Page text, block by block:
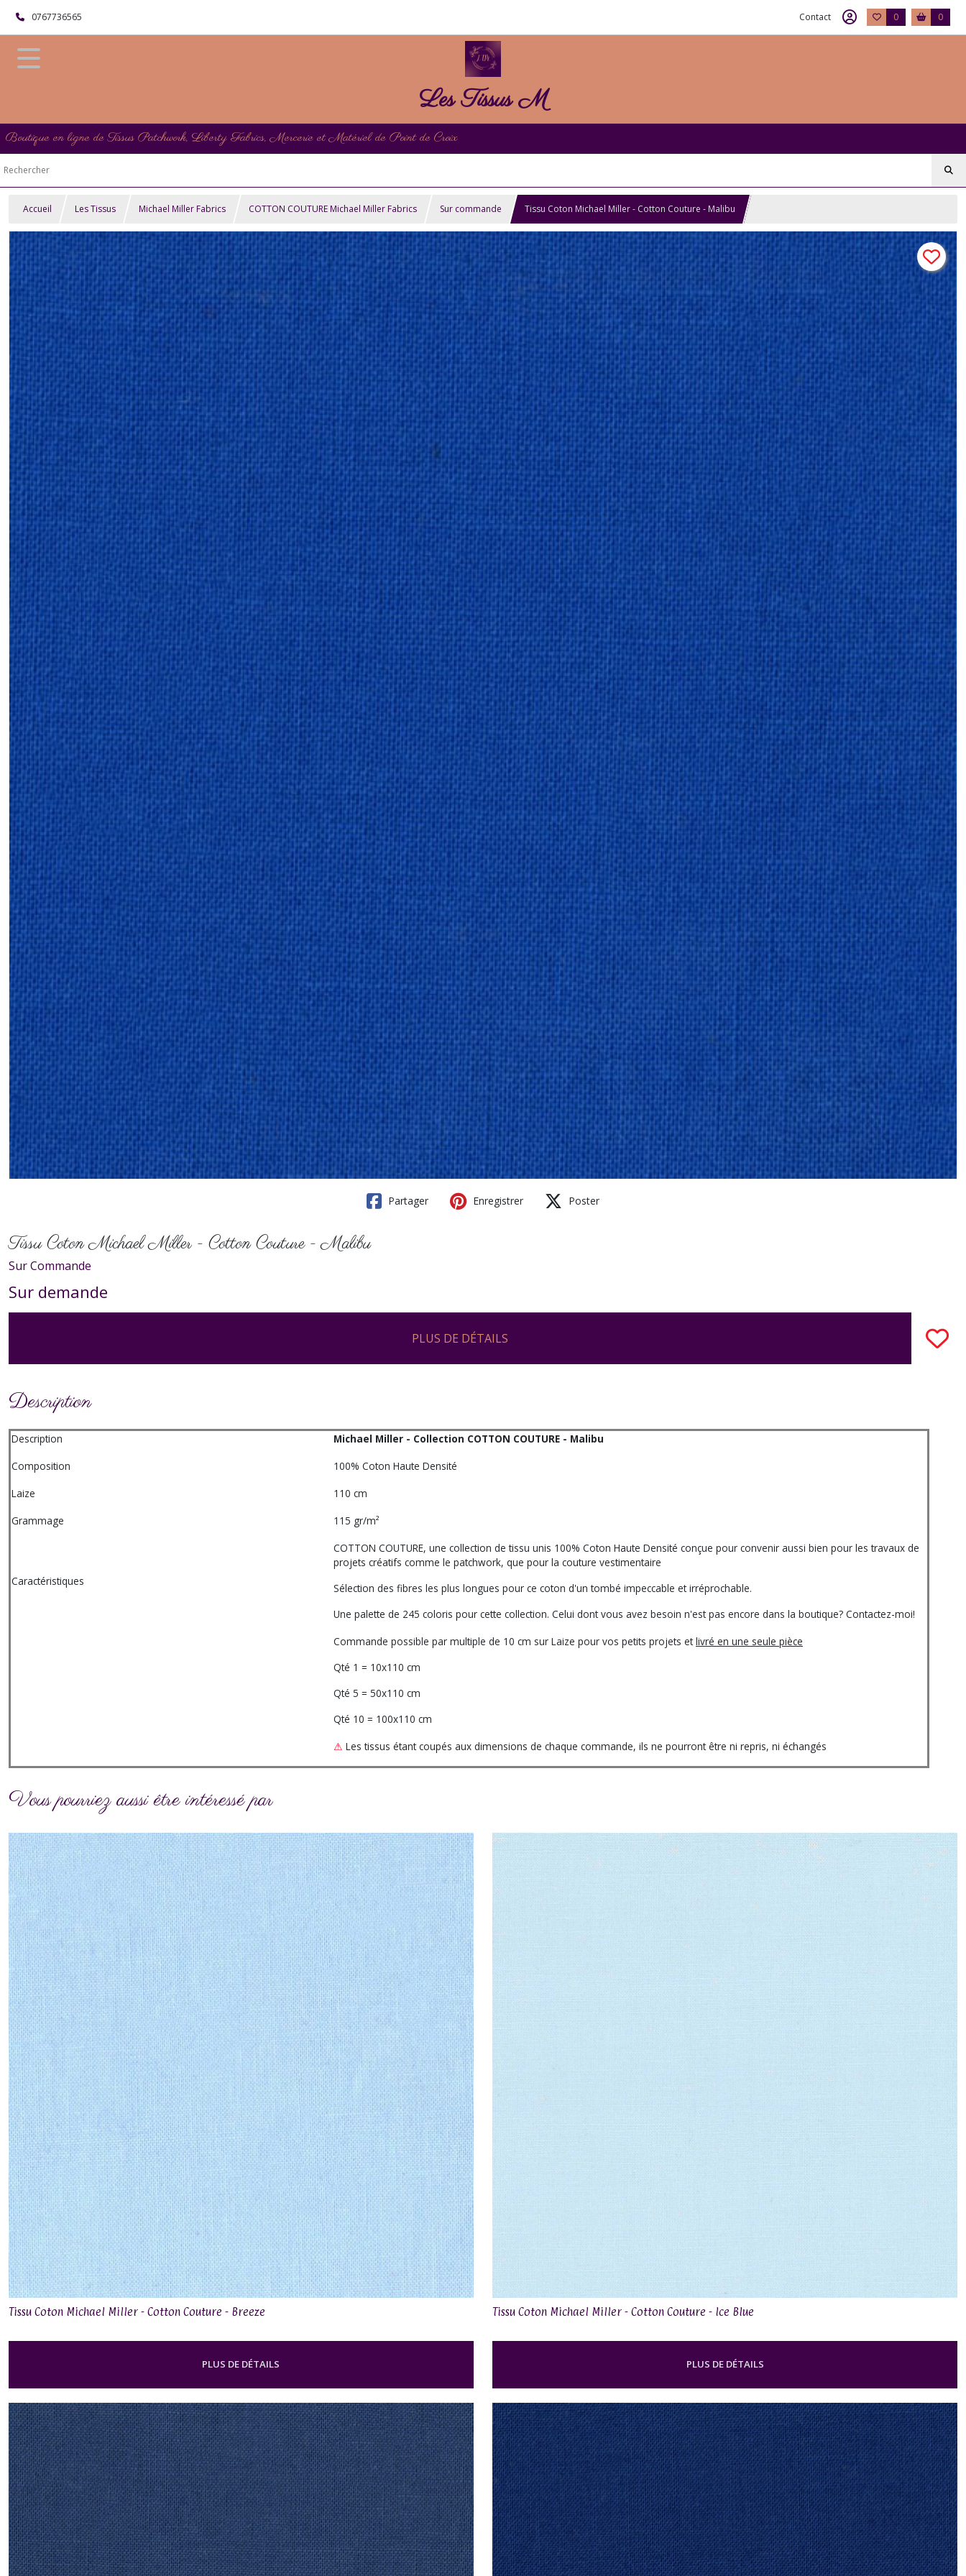
0767736565 Contact 0 0
Les Tissus M
Boutique en ligne de Tissus Patchwork, Liberty Fabrics, Mercerie et Matériel de Point de Croix
Accueil Les Tissus Michael Miller Fabrics COTTON COUTURE Michael Miller Fabrics Sur commande Tissu Coton Michael Miller - Cotton Couture - Malibu
Partager Enregistrer Poster
Tissu Coton Michael Miller - Cotton Couture - Malibu
Sur Commande
Sur demande
PLUS DE DÉTAILS
Description
Description
Michael Miller - Collection COTTON COUTURE - Malibu
Composition
100% Coton Haute Densité
Laize
110 cm
Grammage
115 gr/m²
Caractéristiques
COTTON COUTURE, une collection de tissu unis 100% Coton Haute Densité conçue pour convenir aussi bien pour les travaux de
projets créatifs comme le patchwork, que pour la couture vestimentaire
Sélection des fibres les plus longues pour ce coton d'un tombé impeccable et irréprochable.
Une palette de 245 coloris pour cette collection. Celui dont vous avez besoin n'est pas encore dans la boutique? Contactez-moi!
Commande possible par multiple de 10 cm sur Laize pour vos petits projets etlivré en une seule pièce
Qté 1 = 10x110 cm
Qté 5 = 50x110 cm
Qté 10 = 100x110 cm
⚠ Les tissus étant coupés aux dimensions de chaque commande, ils ne pourront être ni repris, ni échangés
Vous pourriez aussi être intéressé par
Tissu Coton Michael Miller - Cotton Couture - Breeze
PLUS DE DÉTAILS
Tissu Coton Michael Miller - Cotton Couture - Ice Blue
PLUS DE DÉTAILS